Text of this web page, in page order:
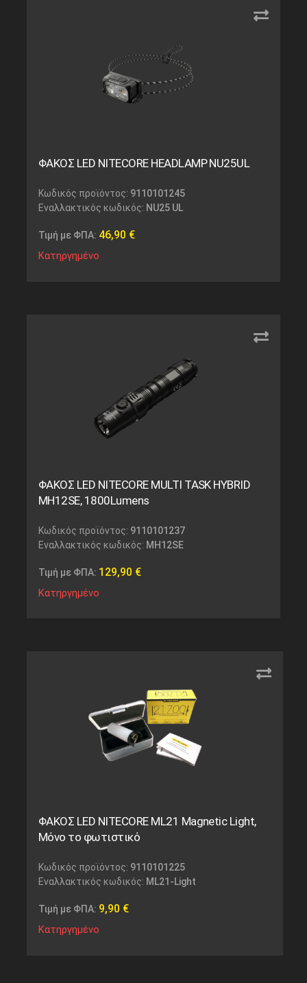
ΦΑΚΟΣ LED NITECORE HEADLAMP NU25UL
Κωδικός προϊόντος: 9110101245
Εναλλακτικός κωδικός: NU25 UL
Τιμή με ΦΠΑ: 46,90 €
Κατηργημένο
ΦΑΚΟΣ LED NITECORE MULTI TASK HYBRID
MH12SE, 1800Lumens
Κωδικός προϊόντος: 9110101237
Εναλλακτικός κωδικός: MH12SE
Τιμή με ΦΠΑ: 129,90 €
Κατηργημένο
ΦΑΚΟΣ LED NITECORE ML21 Magnetic Light,
Μόνο το φωτιστικό
Κωδικός προϊόντος: 9110101225
Εναλλακτικός κωδικός: ML21-Light
Τιμή με ΦΠΑ: 9,90 €
Κατηργημένο